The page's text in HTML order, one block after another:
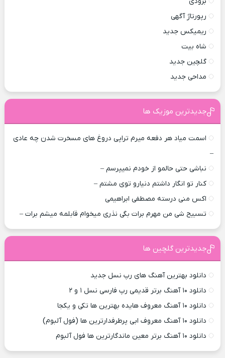
رپورتاژ آگهی
ریمیکس جدید
شاه بیت
گلچین جدید
مداحی جدید
جدیدترین موزیک ها
اسمت میاد هر دفعه میرم تراپی دروغ‌ های مسخرت شدن چه عادی
–
نباشی حتی حالمو از خودم نمیپرسم –
کنار تو انگار داشتم دنیارو توی مشتم –
اکس منی درسته مصطفی ابراهیمی
تسبیح شی من مهرم برات بگی نذری میخوام قابلمه میشم برات –
جدیدترین گلچین ها
دانلود بهترین آهنگ های رپ نسل جدید
دانلود ۱۰ آهنگ برتر قدیمی رپ فارسی نسل ۱ و ۲
دانلود ۱۰ آهنگ معروف هایده بهترین ها تکی و یکجا
دانلود ۱۰ آهنگ معروف ابی پرطرفدارترین ها (فول آلبوم)
دانلود ۱۰ آهنگ برتر معین ماندگارترین ها فول آلبوم